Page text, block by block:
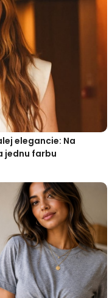
elegancie: Na
jednu farbu